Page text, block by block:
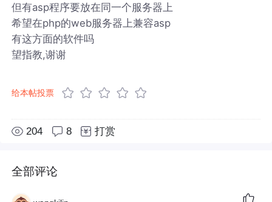
但有asp程序要放在同一个服务器上
希望在php的web服务器上兼容asp
有这方面的软件吗
望指教,谢谢
给本帖投票
204 8 打赏
全部评论